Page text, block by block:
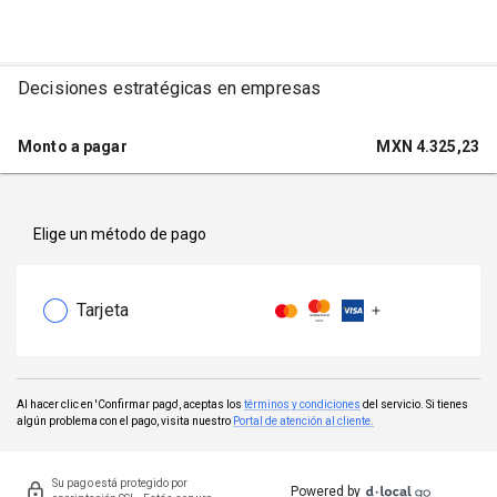
Decisiones estratégicas en empresas
Monto a pagar MXN 4.325,23
Elige un método de pago
Tarjeta
Al hacer clic en 'Confirmar pago', aceptas los términos y condiciones del servicio. Si tienes
algún problema con el pago, visita nuestro Portal de atención al cliente.
Su pago está protegido por
Powered by